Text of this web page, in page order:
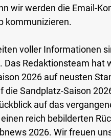
wir werden die Email-
kommunizieren.
voller Informationen
Redaktionsteam hat
2026 auf neusten
die Sandplatz-Saison
auf das
reich bebilderten
2026. Wir freuen